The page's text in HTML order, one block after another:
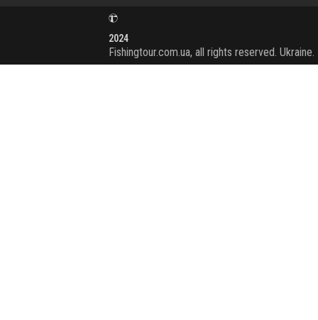
2024
Fishingtour.com.ua, all rights reserved. Ukraine.